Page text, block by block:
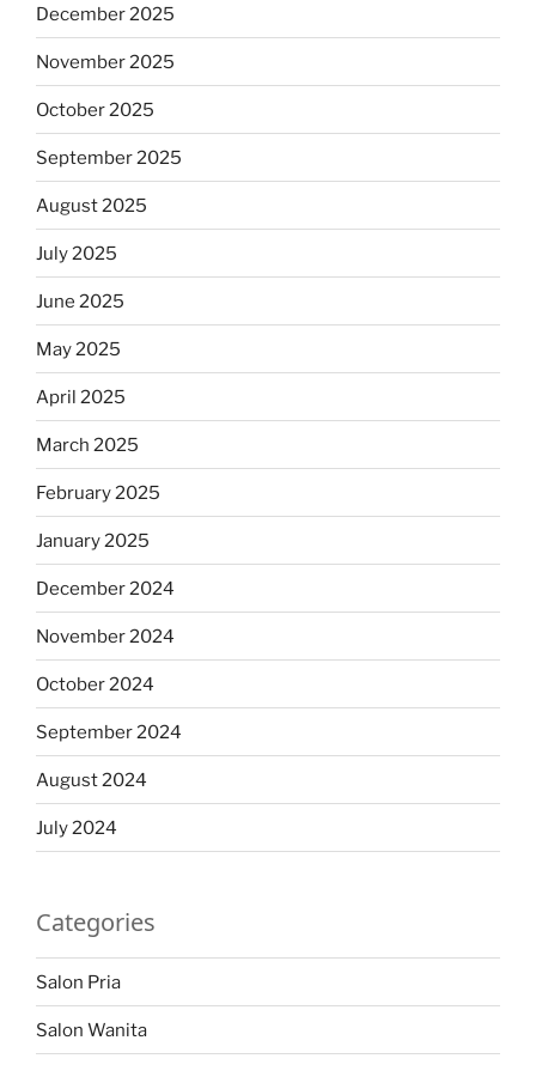
December 2025
November 2025
October 2025
September 2025
August 2025
July 2025
June 2025
May 2025
April 2025
March 2025
February 2025
January 2025
December 2024
November 2024
October 2024
September 2024
August 2024
July 2024
Categories
Salon Pria
Salon Wanita